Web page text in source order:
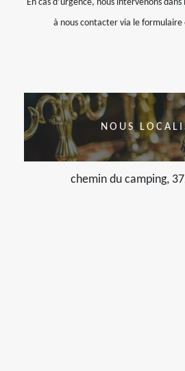
En cas d’urgence, nous intervenons
à nous contacter via le formulaire
NOUS
chemin du camping,